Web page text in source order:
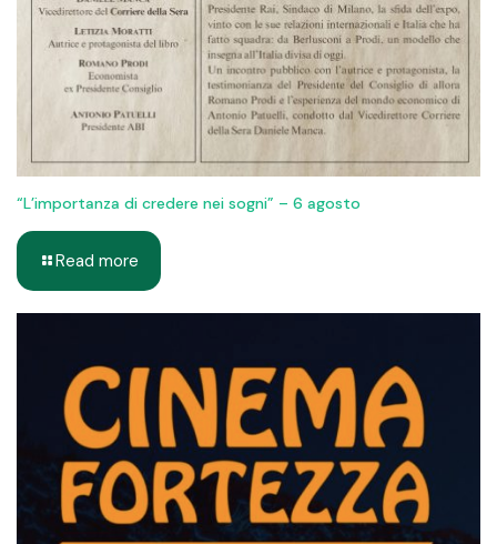
“L’importanza di credere nei sogni” – 6 agosto
Read more